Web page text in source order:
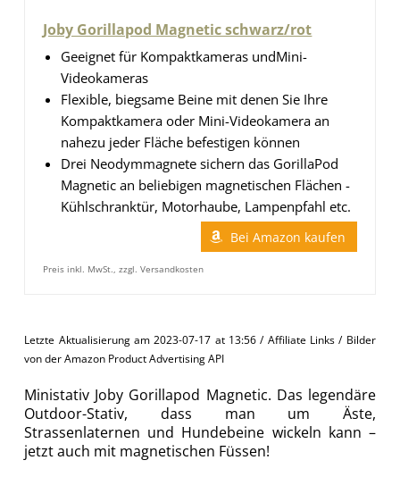
Joby Gorillapod Magnetic schwarz/rot
Geeignet für Kompaktkameras undMini-
Videokameras
Flexible, biegsame Beine mit denen Sie Ihre
Kompaktkamera oder Mini-Videokamera an
nahezu jeder Fläche befestigen können
Drei Neodymmagnete sichern das GorillaPod
Magnetic an beliebigen magnetischen Flächen -
Kühlschranktür, Motorhaube, Lampenpfahl etc.
Bei Amazon kaufen
Preis inkl. MwSt., zzgl. Versandkosten
Letzte Aktualisierung am 2023-07-17 at 13:56 / Affiliate Links / Bilder
von der Amazon Product Advertising API
Ministativ Joby Gorillapod Magnetic. Das legendäre
Outdoor-Stativ, dass man um Äste,
Strassenlaternen und Hundebeine wickeln kann –
jetzt auch mit magnetischen Füssen!